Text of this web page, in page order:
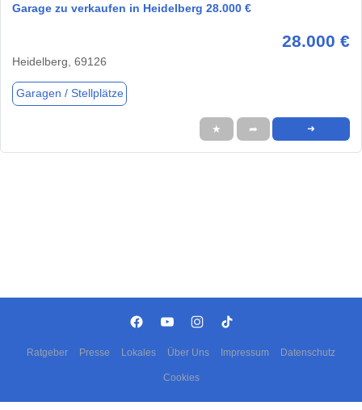
Garage zu verkaufen in Heidelberg 28.000 €
28.000 €
Heidelberg, 69126
Garagen / Stellplätze
★ ➦ ➜
Ratgeber Presse Lokales Über Uns Impressum Datenschutz
Cookies